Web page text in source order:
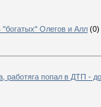
"богатых" Олегов и Алл (0)
работяга попал в ДТП -